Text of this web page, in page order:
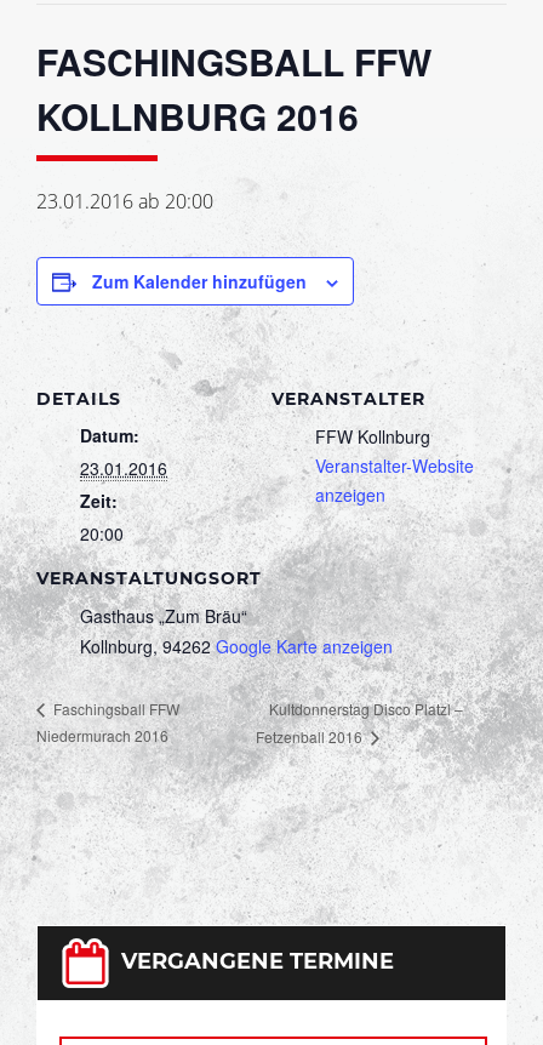
FASCHINGSBALL FFW
KOLLNBURG 2016
23.01.2016 ab 20:00
Zum Kalender hinzufügen
DETAILS
Datum:
23.01.2016
Zeit:
20:00
VERANSTALTUNGSORT
Gasthaus „Zum Bräu“
Kollnburg, 94262 Google Karte anzeigen
VERANSTALTER
FFW Kollnburg
Veranstalter-Website
anzeigen
Faschingsball FFW
Niedermurach 2016
Kultdonnerstag Disco Platzl –
Fetzenball 2016
VERGANGENE TERMINE